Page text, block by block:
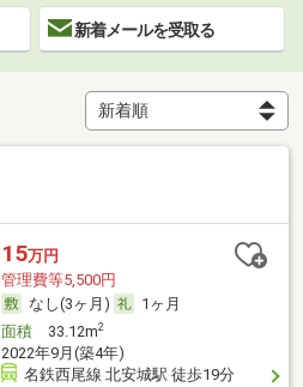
新着メールを受取る
15万円
管理費等5,500円
なし(3ヶ月)
1ヶ月
面積33.12m2
2022年9月(築4年)
名鉄西尾線 北安城駅 徒歩19分